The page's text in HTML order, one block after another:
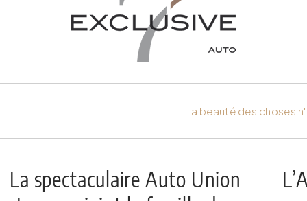
La beauté des choses
La spectaculaire Auto Union